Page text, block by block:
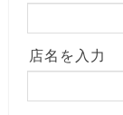
店名を入力